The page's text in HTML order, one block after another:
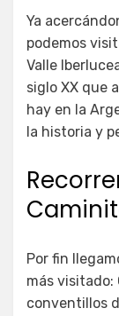
Ya
podemos
Valle
siglo XX que
hay en la
la historia y
Por fin
más visitado:
conventillos